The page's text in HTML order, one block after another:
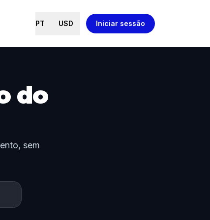
PT USD Iniciar sessão
do
sem